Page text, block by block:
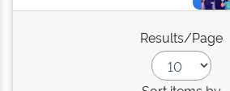
Results/Page